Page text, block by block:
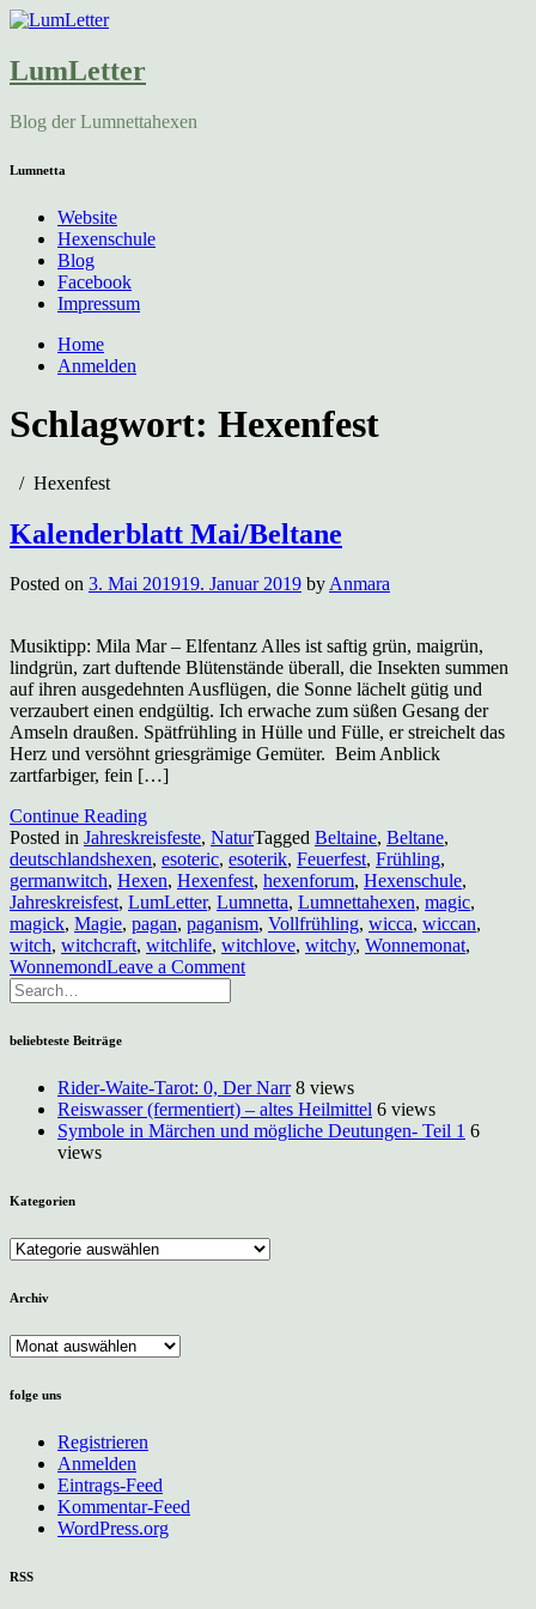
LumLetter
Blog der Lumnettahexen
Lumnetta
Website
Hexenschule
Blog
Facebook
Impressum
Home
Anmelden
Schlagwort: Hexenfest
Hexenfest
Kalenderblatt Mai/Beltane
Posted on 3. Mai 201919. Januar 2019 byAnmara
Musiktipp: Mila Mar – Elfentanz Alles ist saftig grün, maigrün,
lindgrün, zart duftende Blütenstände überall, die Insekten summen
auf ihren ausgedehnten Ausflügen, die Sonne lächelt gütig und
verzaubert einen endgültig. Ich erwache zum süßen Gesang der
Amseln draußen. Spätfrühling in Hülle und Fülle, er streichelt das
Herz und versöhnt griesgrämige Gemüter. Beim Anblick
zartfarbiger, fein […]
Continue Reading
Posted in Jahreskreisfeste, NaturTagged Beltaine, Beltane,
deutschlandshexen, esoteric, esoterik, Feuerfest, Frühling,
germanwitch, Hexen, Hexenfest, hexenforum, Hexenschule,
Jahreskreisfest, LumLetter, Lumnetta, Lumnettahexen, magic,
magick, Magie, pagan, paganism, Vollfrühling, wicca, wiccan,
witch, witchcraft, witchlife, witchlove, witchy, Wonnemonat,
WonnemondLeave a Commenton
beliebteste Beiträge
Rider-Waite-Tarot: 0, Der Narr 8 views
Reiswasser (fermentiert) – altes Heilmittel 6 views
Symbole in Märchen und mögliche Deutungen- Teil 1 6
views
Kategorien
Kategorien
Archiv
Archiv
folge uns
Registrieren
Anmelden
Eintrags-Feed
Kommentar-Feed
WordPress.org
RSS